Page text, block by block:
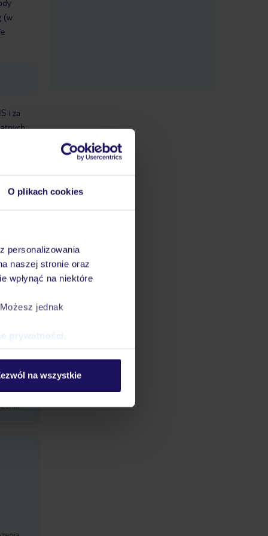
O plikach cookies
personalizowania
naszej stronie oraz
wpłynąć na niektóre
jednak
prywatności
na wszystkie
(w
i za